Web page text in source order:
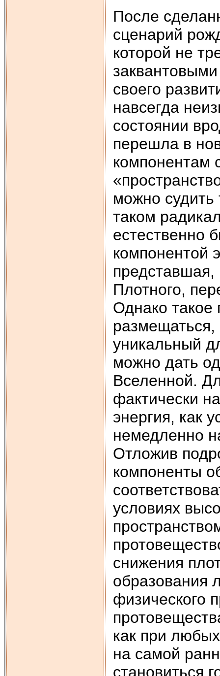
После
сценарий
которой не
своего
навсегда
состоянии
перешла в
компонентам
можно судить
таком
естественно
компонентой
Плотного,
Однако
размещаться,
уникальный
можно дать
Вселенной.
фактически
энергия, как
немедленно
Отложив
компоненты
условиях
снижения
образования
физического
как при
на самой
становиться